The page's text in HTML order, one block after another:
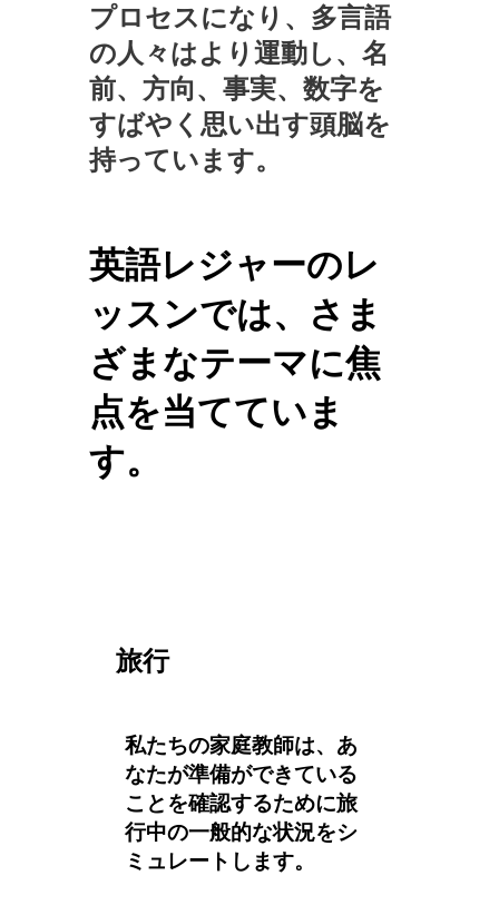
プロセスになり、多言語
の人々はより運動し、名
前、方向、事実、数字を
すばやく思い出す頭脳を
持っています。
英語レジャーのレ
ッスンでは、さま
ざまなテーマに焦
点を当てていま
す。
旅行
私たちの家庭教師は、あ
なたが準備ができている
ことを確認するために旅
行中の一般的な状況をシ
ミュレートします。